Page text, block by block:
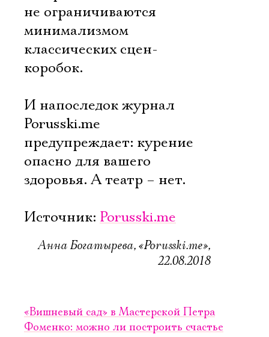
не ограничиваются
минимализмом
классических сцен-
коробок.
И напоследок журнал
Porusski.me
предупреждает: курение
опасно для вашего
здоровья. А театр – нет.
Источник: Porusski.me
Анна Богатырева, «Porusski.me»,
22.08.2018
«Вишневый сад» в Мастерской Петра
Фоменко: можно ли построить счастье